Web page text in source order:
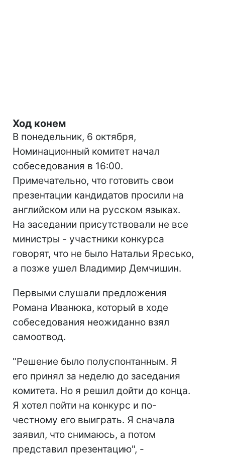
Ход конем
В понедельник, 6 октября,
Номинационный комитет начал
собеседования в 16:00.
Примечательно, что готовить свои
презентации кандидатов просили на
английском или на русском языках.
На заседании присутствовали не все
министры - участники конкурса
говорят, что не было Натальи Яресько,
а позже ушел Владимир Демчишин.
Первыми слушали предложения
Романа Иванюка, который в ходе
собеседования неожиданно взял
самоотвод.
"Решение было полуспонтанным. Я
его принял за неделю до заседания
комитета. Но я решил дойти до конца.
Я хотел пойти на конкурс и по-
честному его выиграть. Я сначала
заявил, что снимаюсь, а потом
представил презентацию", -